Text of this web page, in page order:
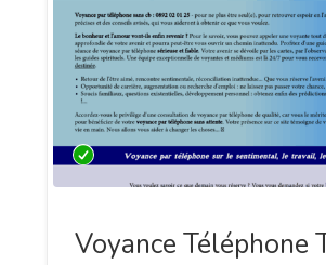
Voyance Téléphone